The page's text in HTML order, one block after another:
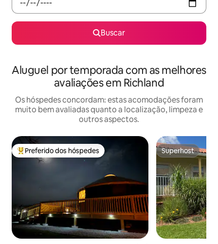
Buscar
Aluguel por temporada com as melhores
avaliações em Richland
Os hóspedes concordam: estas acomodações foram
muito bem avaliadas quanto a localização, limpeza e
outros aspectos.
Entre os melhores preferidos dos hóspedes
Preferido dos hóspedes Superhost
Superhost